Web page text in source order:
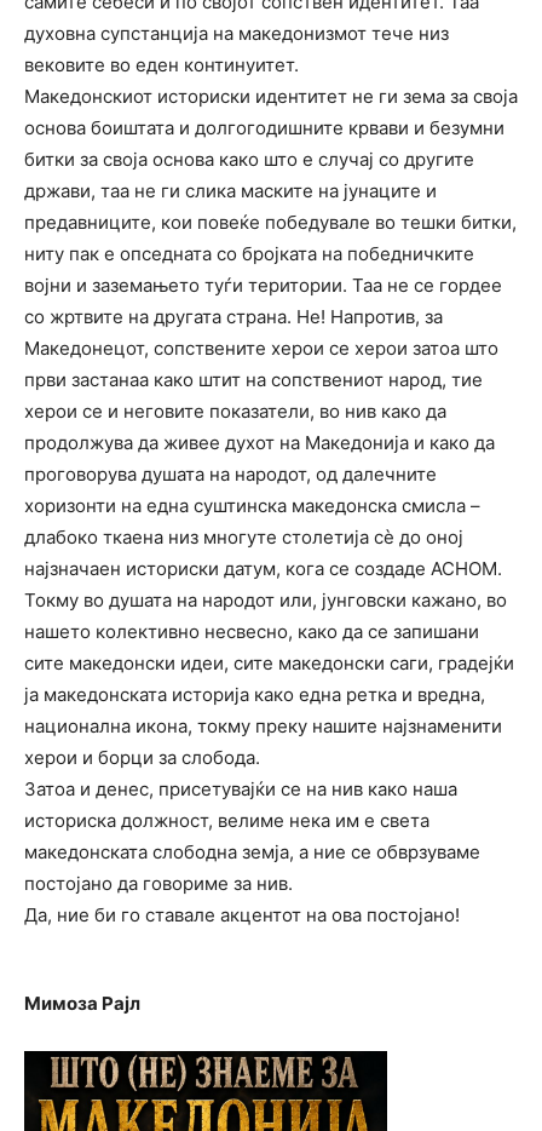
духовна супстанција на македонизмот тече низ
вековите во еден континуитет.
Македонскиот историски идентитет не ги зема за своја
основа боиштата и долгогодишните крвави и безумни
битки за своја основа како што е случај со другите
држави, таа не ги слика маските на јунаците и
предавниците, кои повеќе победувале во тешки битки,
ниту пак е опседната со бројката на победничките
војни и заземањето туѓи територии. Таа не се гордее
со жртвите на другата страна. Не! Напротив, за
Македонецот, сопствените херои се херои затоа што
први застанаа како штит на сопствениот народ, тие
херои се и неговите показатели, во нив како да
продолжува да живее духот на Македонија и како да
проговорува душата на народот, од далечните
хоризонти на една суштинска македонска смисла –
длабоко ткаена низ многуте столетија сѐ до оној
најзначаен историски датум, кога се создаде АСНОМ.
Токму во душата на народот или, јунговски кажано, во
нашето колективно несвесно, како да се запишани
сите македонски идеи, сите македонски саги, градејќи
ја македонската историја како една ретка и вредна,
национална икона, токму преку нашите најзнаменити
херои и борци за слобода.
Затоа и денес, присетувајќи се на нив како наша
историска должност, велиме нека им е света
македонската слободна земја, а ние се обврзуваме
постојано да говориме за нив.
Да, ние би го ставале акцентот на ова постојано!
Мимоза Рајл